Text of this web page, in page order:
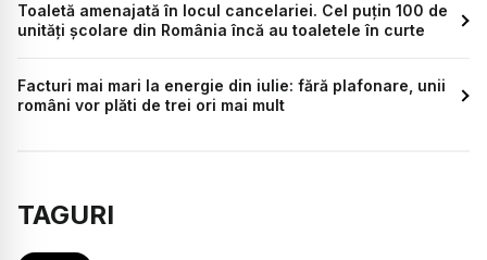
Toaletă amenajată în locul cancelariei. Cel puțin 100 de
unități școlare din România încă au toaletele în curte
Facturi mai mari la energie din iulie: fără plafonare, unii
români vor plăti de trei ori mai mult
TAGURI